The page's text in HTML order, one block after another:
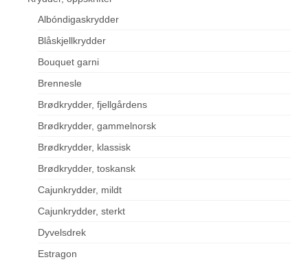
Albóndigaskrydder
Blåskjellkrydder
Bouquet garni
Brennesle
Brødkrydder, fjellgårdens
Brødkrydder, gammelnorsk
Brødkrydder, klassisk
Brødkrydder, toskansk
Cajunkrydder, mildt
Cajunkrydder, sterkt
Dyvelsdrek
Estragon